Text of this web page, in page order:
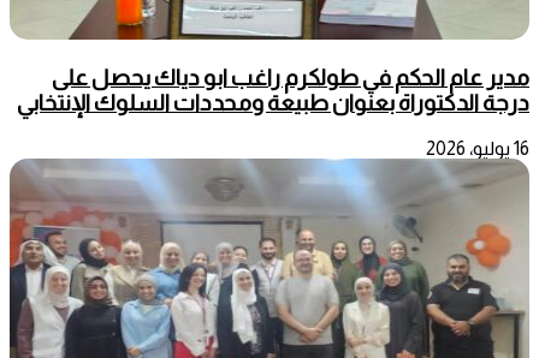
مدير عام الحكم في طولكرم راغب ابو دياك يحصل على
درجة الدكتوراة بعنوان طبيعة ومحددات السلوك الإنتخابي
16 يوليو، 2026